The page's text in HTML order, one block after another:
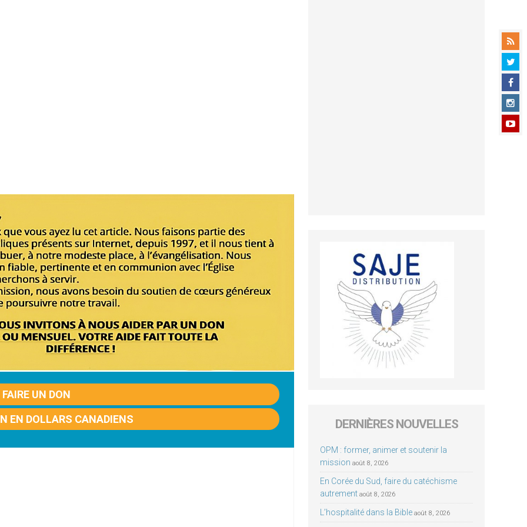
FAIRE UN DON
EN DOLLARS CANADIENS
DERNIÈRES NOUVELLES
OPM : former, animer et soutenir la
mission août 8, 2026
En Corée du Sud, faire du catéchisme
autrement août 8, 2026
L’hospitalité dans la Bible août 8, 2026